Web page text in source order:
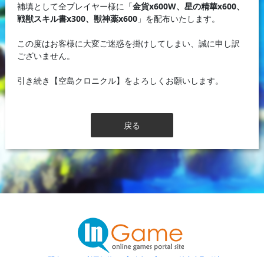
補填として全プレイヤー様に「金貨x600W、星の精華x600、
戦獣スキル書x300、獣神薬x600」を配布いたします。
この度はお客様に大変ご迷惑を掛けしてしまい、誠に申し訳
ございません。
引き続き【空島クロニクル】をよろしくお願いします。
戻る